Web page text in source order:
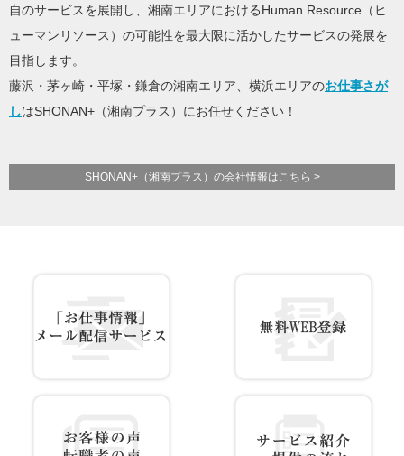
自のサービスを展開し、湘南エリアにおけるHuman Resource（ヒ
ューマンリソース）の可能性を最大限に活かしたサービスの発展を
目指します。
藤沢・茅ヶ崎・平塚・鎌倉の湘南エリア、横浜エリアのお仕事さが
しはSHONAN+（湘南プラス）にお任せください！
SHONAN+（湘南プラス）の会社情報はこちら >